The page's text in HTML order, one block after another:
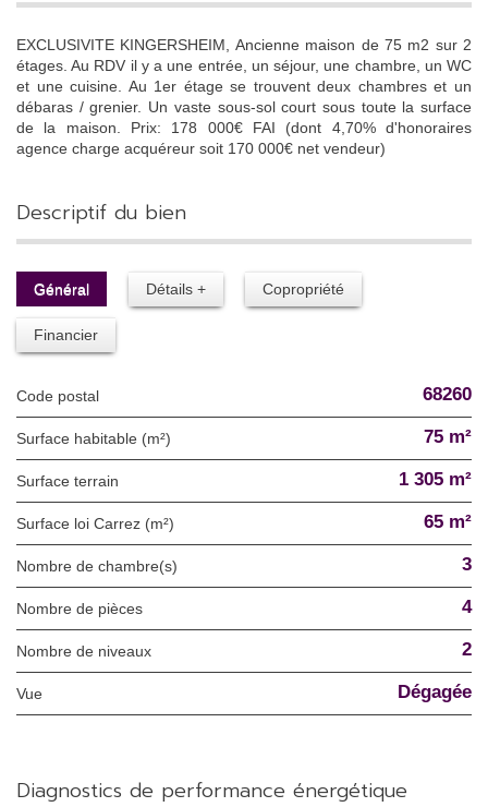
EXCLUSIVITE KINGERSHEIM, Ancienne maison de 75 m2 sur 2
étages. Au RDV il y a une entrée, un séjour, une chambre, un WC
et une cuisine. Au 1er étage se trouvent deux chambres et un
débaras / grenier. Un vaste sous-sol court sous toute la surface
de la maison. Prix: 178 000€ FAI (dont 4,70% d'honoraires
agence charge acquéreur soit 170 000€ net vendeur)
descriptif du bien
Général Détails + Copropriété
Financier
Code postal 68260
Surface habitable (m²) 75 m²
surface terrain 1 305 m²
Surface loi Carrez (m²) 65 m²
Nombre de chambre(s) 3
Nombre de pièces 4
Nombre de niveaux 2
Vue Dégagée
diagnostics de performance énergétique